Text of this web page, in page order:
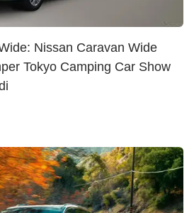
Nissan Caravan Wide
Tokyo Camping Car Show